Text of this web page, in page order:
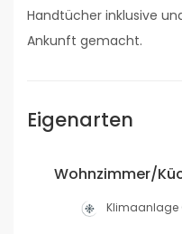
Handtücher inklusive
Ankunft gemacht.
Eigenarten
Wohnzimmer/
Klimaanlage